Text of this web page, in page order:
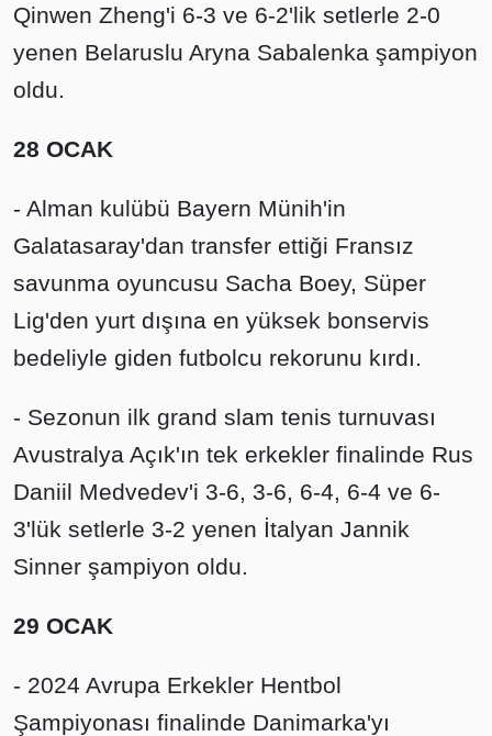
Qinwen Zheng'i 6-3 ve 6-2'lik setlerle 2-0
yenen Belaruslu Aryna Sabalenka şampiyon
oldu.
28 OCAK
- Alman kulübü Bayern Münih'in
Galatasaray'dan transfer ettiği Fransız
savunma oyuncusu Sacha Boey, Süper
Lig'den yurt dışına en yüksek bonservis
bedeliyle giden futbolcu rekorunu kırdı.
- Sezonun ilk grand slam tenis turnuvası
Avustralya Açık'ın tek erkekler finalinde Rus
Daniil Medvedev'i 3-6, 3-6, 6-4, 6-4 ve 6-
3'lük setlerle 3-2 yenen İtalyan Jannik
Sinner şampiyon oldu.
29 OCAK
- 2024 Avrupa Erkekler Hentbol
Şampiyonası finalinde Danimarka'yı